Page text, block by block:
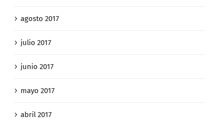
agosto 2017
julio 2017
junio 2017
mayo 2017
abril 2017